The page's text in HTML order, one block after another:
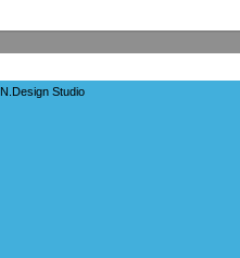
N.Design Studio